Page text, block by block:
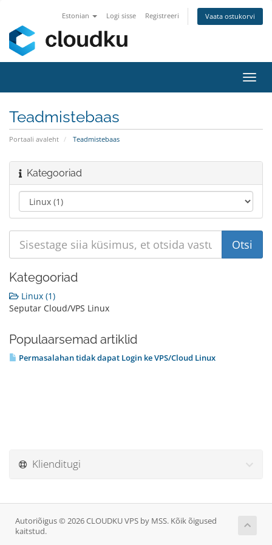
Estonian Logi sisse Registreeri Vaata ostukorvi
Teadmistebaas
Portaali avaleht Teadmistebaas
Kategooriad
Kategooriad
Linux (1)
Seputar Cloud/VPS Linux
Populaarsemad artiklid
Permasalahan tidak dapat Login ke VPS/Cloud Linux
Klienditugi
Autoriõigus © 2026 CLOUDKU VPS by MSS. Kõik õigused
kaitstud.